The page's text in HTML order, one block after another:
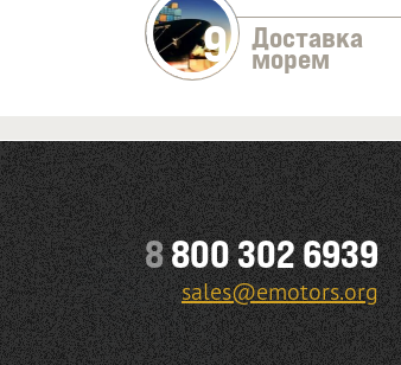
9 Доставка
морем
8800 302 6939
sales@emotors.org